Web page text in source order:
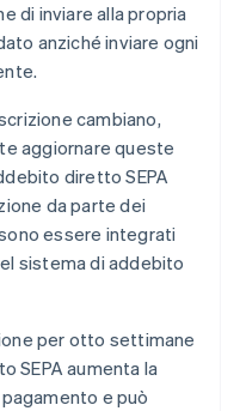
di inviare alla propria
anziché inviare ogni
cambiano,
aggiornare queste
diretto SEPA
da parte dei
essere integrati
sistema di addebito
per otto settimane
SEPA aumenta la
e può